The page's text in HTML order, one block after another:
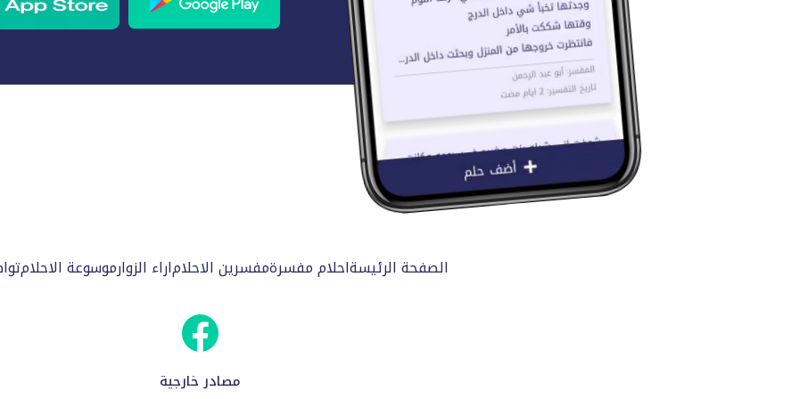
الصفحة الرئيسةاحلام مفسرةمفسرين الاحلاماراء الزوارموسوعة الاحلام
مصادر خارجية